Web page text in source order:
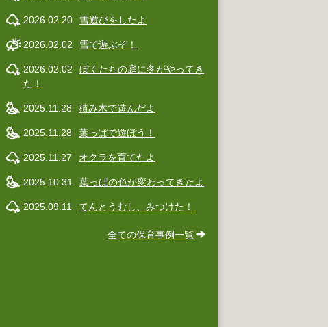
2026.02.20 雪遊びをしたよ
2026.02.02 雪で遊ぶぞ！
2026.02.02
ぼくたちの庭に冬がやってき
た！
2025.11.28 積み木で遊んだよ
2025.11.28 葉っぱで遊ぼう！
2025.11.27 オクラを育てたよ
2025.10.31 葉っぱの色が変わってきたよ
2025.09.11 てんとうむし、みつけた！
全ての保育事例一覧